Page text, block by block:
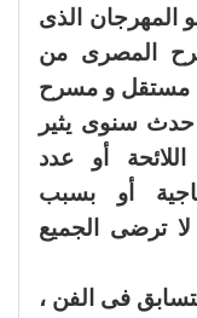
المهرجان الذى
المصرى من
و مسرح
سنوى يثير
أو عدد
أو بسبب
لا ترضى الجميع
فى الفن ،